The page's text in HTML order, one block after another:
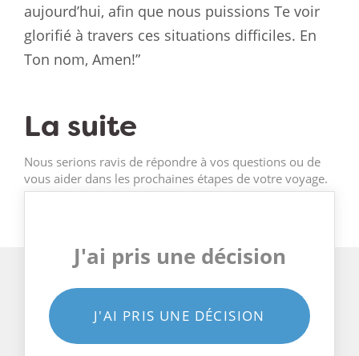
aujourd’hui, afin que nous puissions Te voir
glorifié à travers ces situations difficiles. En
Ton nom, Amen!”
La suite
Nous serions ravis de répondre à vos questions ou de
vous aider dans les prochaines étapes de votre voyage.
J'ai pris une décision
J'AI PRIS UNE DÉCISION